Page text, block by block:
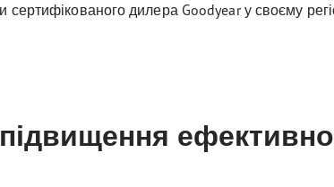
дилера Goodyear у своєму